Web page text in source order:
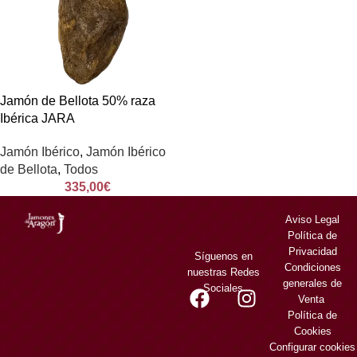
Jamón de Bellota 50% raza
Ibérica JARA
Jamón Ibérico, Jamón Ibérico
de Bellota, Todos
335,00€
Síguenos en
nuestras Redes
Sociales
Aviso Legal
Política de
Privacidad
Condiciones
generales de
Venta
Política de
Cookies
Configurar cookies